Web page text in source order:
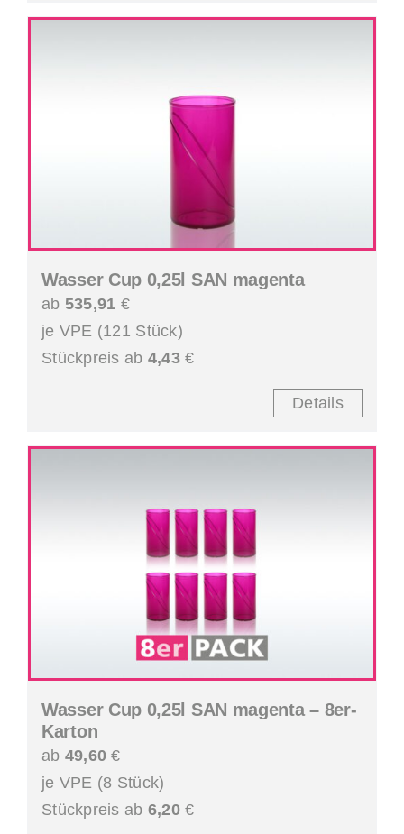
Wasser Cup 0,25l SAN magenta
ab 535,91 €
je VPE (121 Stück)
Stückpreis ab 4,43€
Details
Wasser Cup 0,25l SAN magenta – 8er-
Karton
ab 49,60 €
je VPE (8 Stück)
Stückpreis ab 6,20€